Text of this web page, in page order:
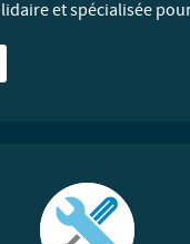
et spécialisée